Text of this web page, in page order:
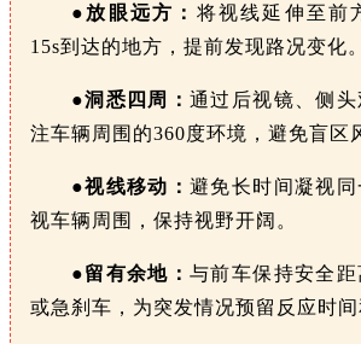
● 放眼远方： 将视线延伸至前
15s到达的地方，提前发现路况变化。
●洞悉四周：通过后视镜、侧
注车辆周围的360度环境，避免盲区
●视线移动：避免长时间凝视
视车辆周围，保持视野开阔。
●留有余地：与前车保持安全
或急刹车，为突发情况预留反应时间